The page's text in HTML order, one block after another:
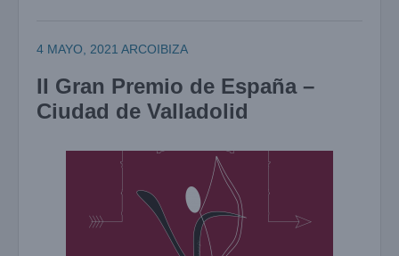
4 MAYO, 2021 ARCOIBIZA
II Gran Premio de España –
Ciudad de Valladolid